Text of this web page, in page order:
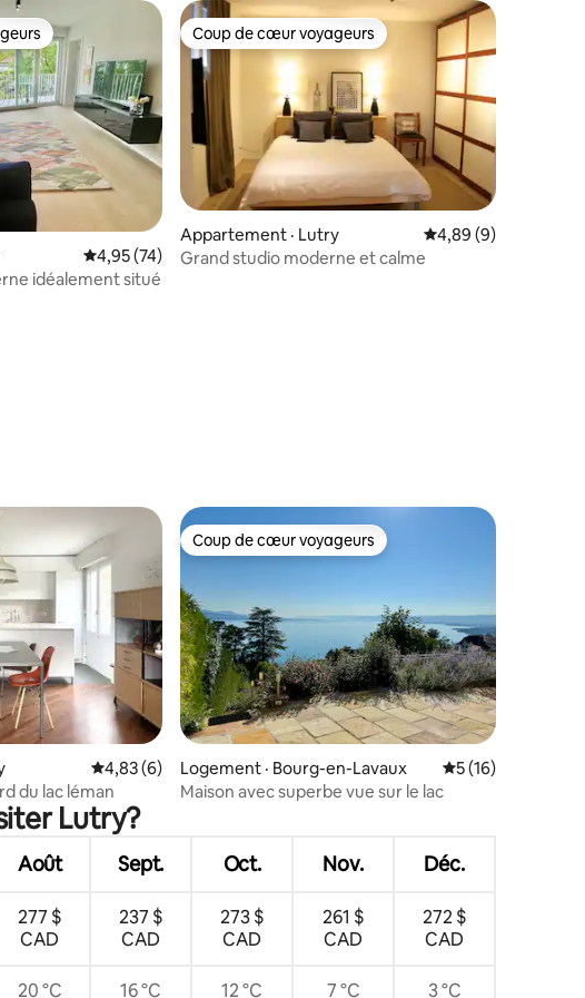
Note moyenne de 4,95 sur 5, 74 commentaires
4,95 (74)
idéalement situé
Coup de cœur voyageurs
Coup de cœur voyageurs
Appartement · Lutry Note moyenne de
4,89 (9)
Grand studio moderne et calme
Note moyenne de 4,83 sur 5, 6 commentaires
4,83 (6)
du lac léman
Coup de cœur voyageurs
Coup de cœur voyageurs
Logement · Bourg-en-Lavaux Note moyenne de
5 (16)
Maison avec superbe vue sur le lac
Lutry?
Août Sept. Oct. Nov. Déc.
277 $
CAD
237 $
CAD
273 $
CAD
261 $
CAD
272 $
CAD
20 °C 16 °C 12 °C 7 °C 3 °C